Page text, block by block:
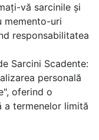
vă sarcinile și
memento-uri
responsabilitatea
Sarcini Scadente:
personală
oferind o
a termenelor limită